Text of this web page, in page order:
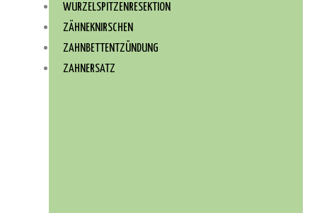
WURZEL­SPITZEN­RESEKTION
ZÄHNEKNIRSCHEN
ZAHNBETTENTZÜNDUNG
ZAHNERSATZ